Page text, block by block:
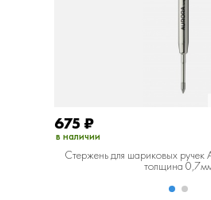
675 ₽
в наличии
Стержень для шариковых ручек
толщина